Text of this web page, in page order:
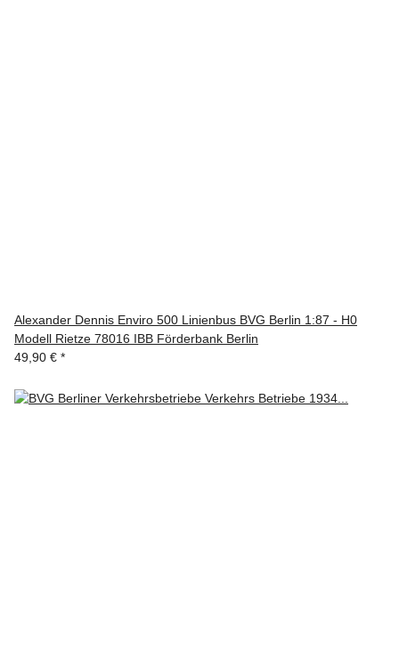
Alexander Dennis Enviro 500 Linienbus BVG Berlin 1:87 - H0
Modell Rietze 78016 IBB Förderbank Berlin
49,90 € *